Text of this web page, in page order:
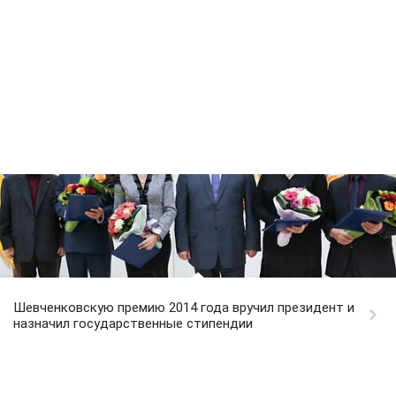
Шевченковскую премию 2014 года вручил президент и
назначил государственные стипендии